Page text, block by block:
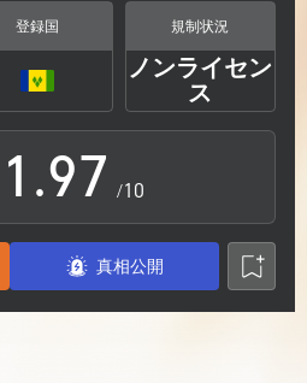
登録国 規制状況
ノンライセン
ス
0
1
2
3
.
7
8
9
5
6
7
8
9
/10
真相公開